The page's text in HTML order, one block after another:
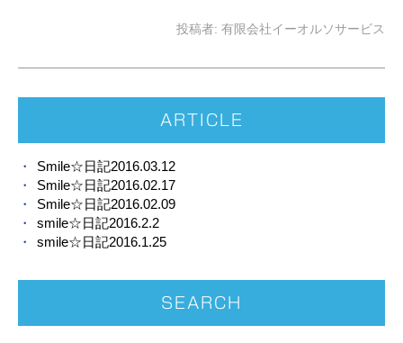
投稿者: 有限会社イーオルソサービス
ARTICLE
Smile☆日記2016.03.12
Smile☆日記2016.02.17
Smile☆日記2016.02.09
smile☆日記2016.2.2
smile☆日記2016.1.25
SEARCH